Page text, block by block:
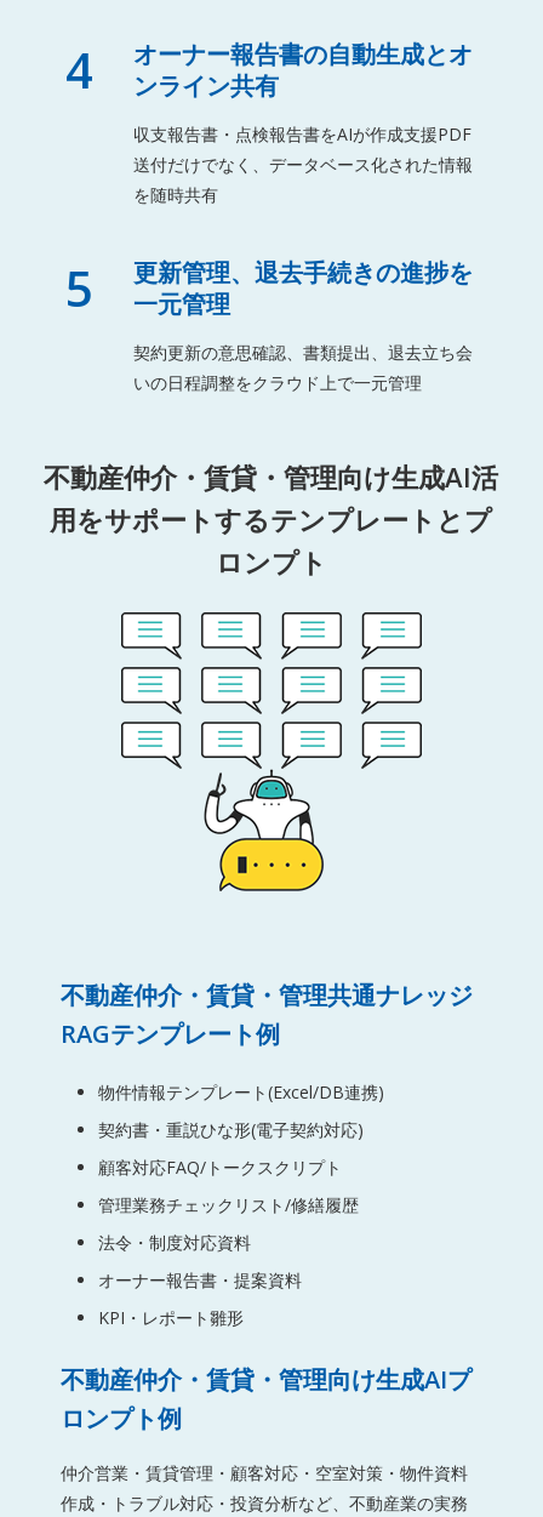
4
オーナー報告書の自動生成とオ
ンライン共有
収支報告書・点検報告書をAIが作成支援PDF
送付だけでなく、データベース化された情報
を随時共有
5
更新管理、退去手続きの進捗を
一元管理
契約更新の意思確認、書類提出、退去立ち会
いの日程調整をクラウド上で一元管理
不動産仲介・賃貸・管理向け生成AI活
用をサポートするテンプレートとプ
ロンプト
不動産仲介・賃貸・管理共通ナレッジ
RAGテンプレート例
物件情報テンプレート(Excel/DB連携)
契約書・重説ひな形(電子契約対応)
顧客対応FAQ/トークスクリプト
管理業務チェックリスト/修繕履歴
法令・制度対応資料
オーナー報告書・提案資料
KPI・レポート雛形
不動産仲介・賃貸・管理向け生成AIプ
ロンプト例
仲介営業・賃貸管理・顧客対応・空室対策・物件資料
作成・トラブル対応・投資分析など、不動産業の実務